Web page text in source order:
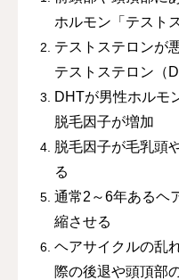
ホルモン「テスト
テストステロンが
テストステロン（
DHTが男性ホルモ
脱毛因子が増加
脱毛因子が毛乳頭
る
通常2～6年あるヘ
縮させる
ヘアサイクルの乱
際の後退や頭頂部